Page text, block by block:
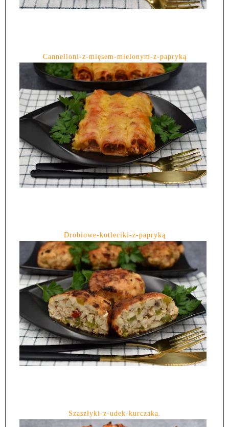
Cannelloni-z-mięsem-mielonym-z-papryką
Drobiowe-kotleciki-z-papryką
Szaszłyki-z-udek-kurczaka.